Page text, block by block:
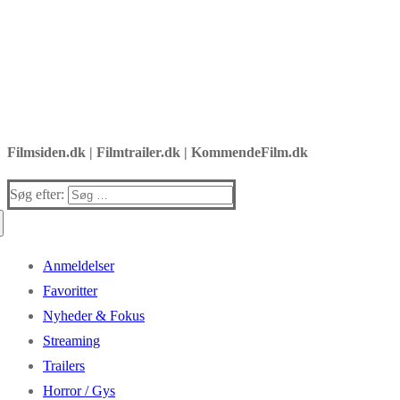
Filmsiden.dk | Filmtrailer.dk | KommendeFilm.dk
Søg efter:
Anmeldelser
Favoritter
Nyheder & Fokus
Streaming
Trailers
Horror / Gys